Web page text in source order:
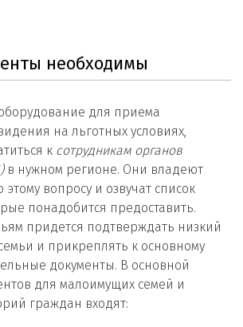
необходимы
для приема
на льготных условиях,
к сотрудникам органов
в нужном регионе. Они владеют
вопросу и озвучат список
понадобится предоставить.
придется подтверждать низкий
и прикреплять к основному
документы. В основной
для малоимущих семей и
граждан входят: